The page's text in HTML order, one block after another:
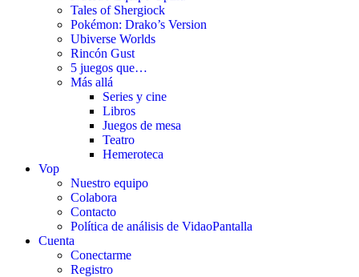
Tales of Shergiock
Pokémon: Drako’s Version
Ubiverse Worlds
Rincón Gust
5 juegos que…
Más allá
Series y cine
Libros
Juegos de mesa
Teatro
Hemeroteca
Vop
Nuestro equipo
Colabora
Contacto
Política de análisis de VidaoPantalla
Cuenta
Conectarme
Registro